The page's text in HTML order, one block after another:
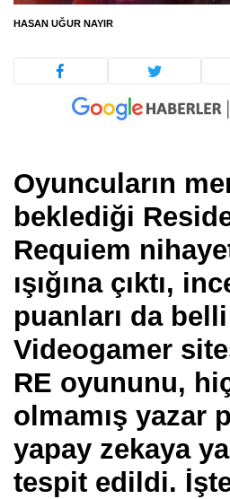
HASAN UĞUR NAYIR
Oyuncuların
beklediği
Requiem
ışığına çıktı,
puanları da
Videogamer
RE oyununu,
olmamış yazar
yapay zekaya
tespit edildi.